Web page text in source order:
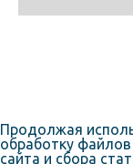
Продолжая
обработку
сайта и сбора